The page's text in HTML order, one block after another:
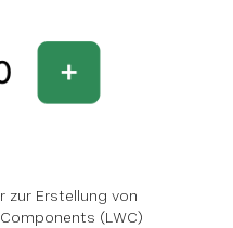
zur Erstellung von
(LWC)